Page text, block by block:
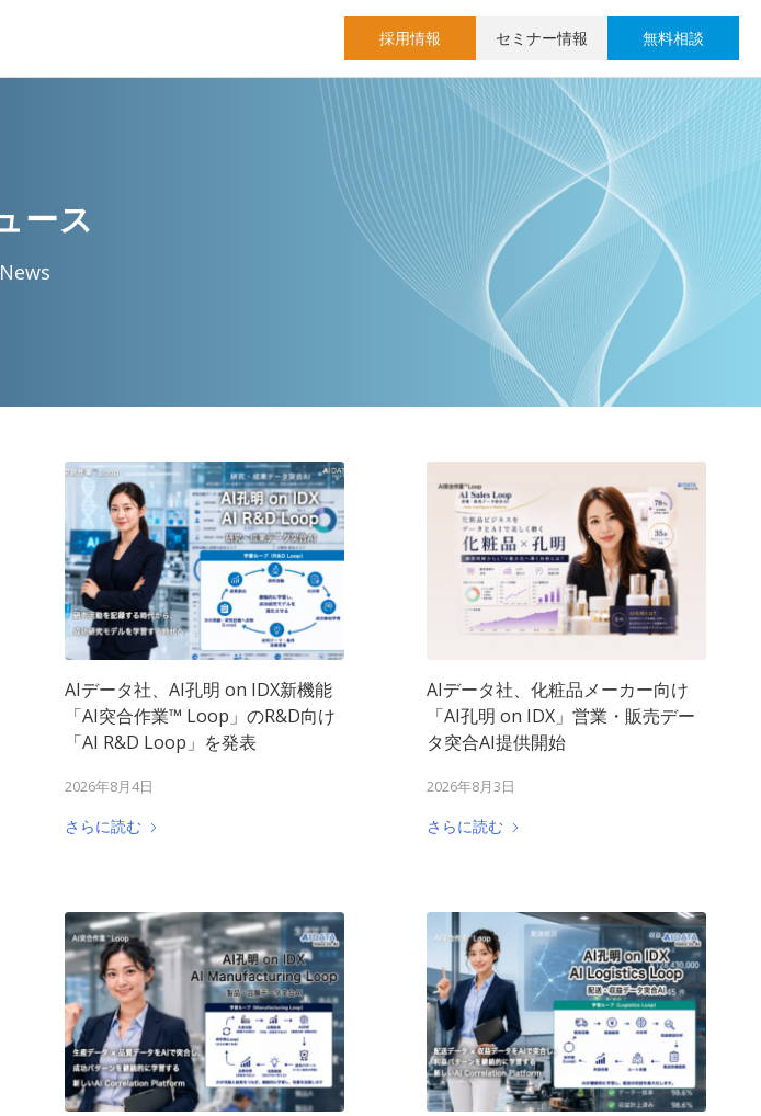
採用情報 セミナー情報 無料相談
ース
News
AIデータ社、AI孔明 on IDX新機能
「AI突合作業™︎ Loop」のR&D向け
「AI R&D Loop」を発表
2026年8月4日
さらに読む
AIデータ社、化粧品メーカー向け
「AI孔明 on IDX」営業・販売デー
タ突合AI提供開始
2026年8月3日
さらに読む